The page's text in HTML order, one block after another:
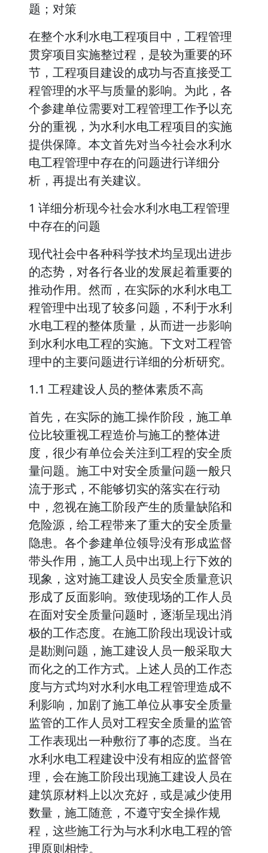
题；对策
在整个水利水电工程项目中，工程管理
贯穿项目实施整过程，是较为重要的环
节，工程项目建设的成功与否直接受工
程管理的水平与质量的影响。为此，各
个参建单位需要对工程管理工作予以充
分的重视，为水利水电工程项目的实施
提供保障。本文首先对当今社会水利水
电工程管理中存在的问题进行详细分
析，再提出有关建议。
1 详细分析现今社会水利水电工程管理
中存在的问题
现代社会中各种科学技术均呈现出进步
的态势，对各行各业的发展起着重要的
推动作用。然而，在实际的水利水电工
程管理中出现了较多问题，不利于水利
水电工程的整体质量，从而进一步影响
到水利水电工程的实施。下文对工程管
理中的主要问题进行详细的分析研究。
1.1 工程建设人员的整体素质不高
首先，在实际的施工操作阶段，施工单
位比较重视工程造价与施工的整体进
度，很少有单位会关注到工程的安全质
量问题。施工中对安全质量问题一般只
流于形式，不能够切实的落实在行动
中，忽视在施工阶段产生的质量缺陷和
危险源，给工程带来了重大的安全质量
隐患。各个参建单位领导没有形成监督
带头作用，施工人员中出现上行下效的
现象，这对施工建设人员安全质量意识
形成了反面影响。致使现场的工作人员
在面对安全质量问题时，逐渐呈现出消
极的工作态度。在施工阶段出现设计或
是勘测问题，施工建设人员一般采取大
而化之的工作方式。上述人员的工作态
度与方式均对水利水电工程管理造成不
利影响，加剧了施工单位从事安全质量
监管的工作人员对工程安全质量的监管
工作表现出一种敷衍了事的态度。当在
水利水电工程建设中没有相应的监督管
理，会在施工阶段出现施工建设人员在
建筑原材料上以次充好，或是减少使用
数量，施工随意，不遵守安全操作规
程，这些施工行为与水利水电工程的管
理原则相悖。